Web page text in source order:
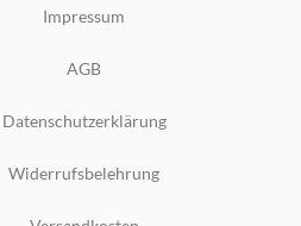
Impressum
AGB
Datenschutzerklärung
Widerrufsbelehrung